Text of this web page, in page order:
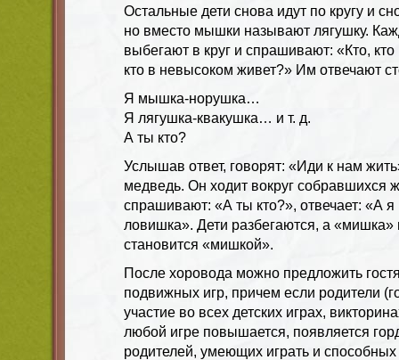
Остальные дети снова идут по кругу и
но вместо мышки называют лягушку.
выбегают в круг и спрашивают: «Кто,
кто в невысоком живет?» Им отвечают
Я мышка-норушка…
Я лягушка-квакушка… и т. д.
А ты кто?
Услышав ответ, говорят: «Иди к нам
медведь. Он ходит вокруг собравшихся
спрашивают: «А ты кто?», отвечает: «А
ловишка». Дети разбегаются, а
становится «мишкой».
После хоровода можно предложить
подвижных игр, причем если родители
участие во всех детских играх,
любой игре повышается, появляется
родителей, умеющих играть и